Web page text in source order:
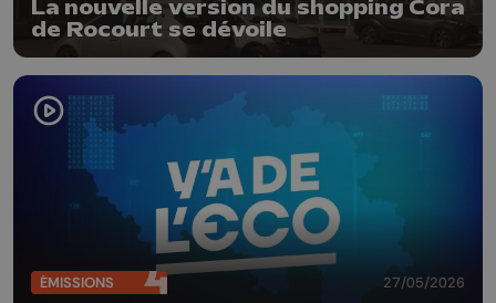
La nouvelle version du shopping Cora
de Rocourt se dévoile
ÉMISSIONS 27/05/2026